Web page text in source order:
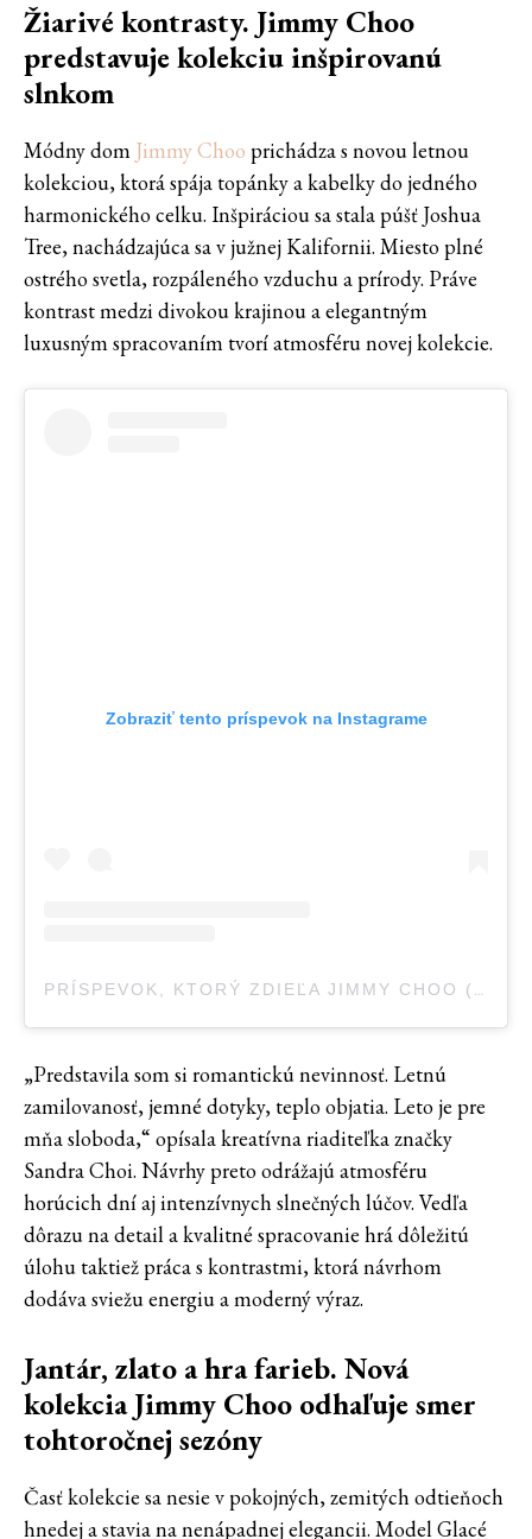
Žiarivé kontrasty. Jimmy Choo
predstavuje kolekciu inšpirovanú
slnkom
Módny dom Jimmy Choo prichádza s novou letnou
kolekciou, ktorá spája topánky a kabelky do jedného
harmonického celku. Inšpiráciou sa stala púšť Joshua
Tree, nachádzajúca sa v južnej Kalifornii. Miesto plné
ostrého svetla, rozpáleného vzduchu a prírody. Práve
kontrast medzi divokou krajinou a elegantným
luxusným spracovaním tvorí atmosféru novej kolekcie.
Zobraziť tento príspevok na Instagrame
PRÍSPEVOK, KTORÝ ZDIEĽA JIMMY CHOO (@JIMMYCHOO)
„Predstavila som si romantickú nevinnosť. Letnú
zamilovanosť, jemné dotyky, teplo objatia. Leto je pre
mňa sloboda,“ opísala kreatívna riaditeľka značky
Sandra Choi. Návrhy preto odrážajú atmosféru
horúcich dní aj intenzívnych slnečných lúčov. Vedľa
dôrazu na detail a kvalitné spracovanie hrá dôležitú
úlohu taktiež práca s kontrastmi, ktorá návrhom
dodáva sviežu energiu a moderný výraz.
Jantár, zlato a hra farieb. Nová
kolekcia Jimmy Choo odhaľuje smer
tohtoročnej sezóny
Časť kolekcie sa nesie v pokojných, zemitých odtieňoch
hnedej a stavia na nenápadnej elegancii. Model Glacé